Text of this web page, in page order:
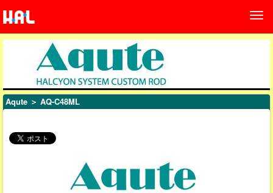
Aqute ＞ AQ-C48ML